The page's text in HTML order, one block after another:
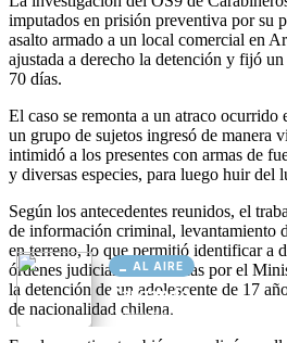
AL AIRE
Cargando...
Conectando...